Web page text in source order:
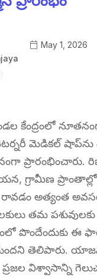
May 1, 2026
కేంద్రంలో
మెడికల్
ప్రారంభించారు.
గ్రామీణ ప్రాంతాల్లో
అత్యంత
తమ
పొందేందుకు ఈ
తెలిపారు.
ప్రజల విశ్వాసాన్ని